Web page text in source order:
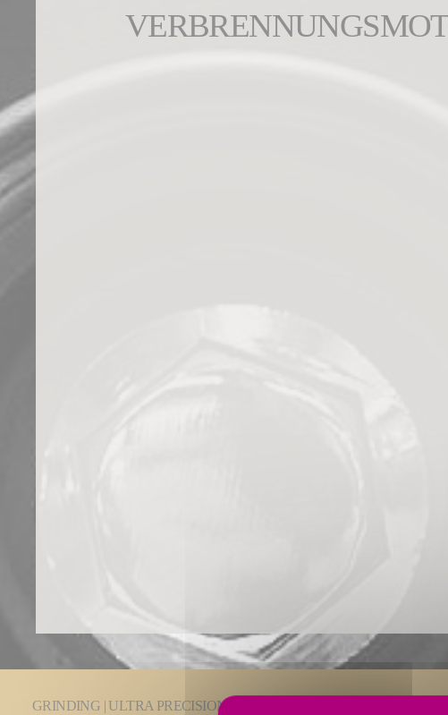
GRINDING | ULTRA PRECISION